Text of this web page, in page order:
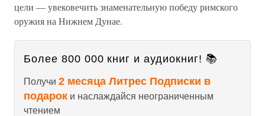
цели — увековечить знаменательную победу римского
оружия на Нижнем Дунае.
Более 800 000 книг и аудиокниг! 📚
Получи 2 месяца Литрес Подписки в
подарок и наслаждайся неограниченным
чтением